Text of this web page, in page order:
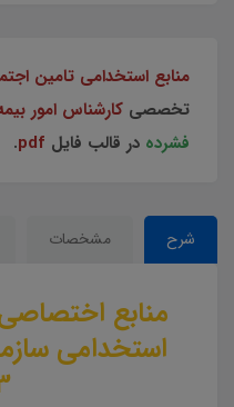
منابع استخدامی تامین
تخصصی کارشناس امور
فشرده در قالب فایل pdf
.
شرح مشخصات
منابع
استخدامی